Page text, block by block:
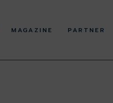
MAGAZINE PARTNER